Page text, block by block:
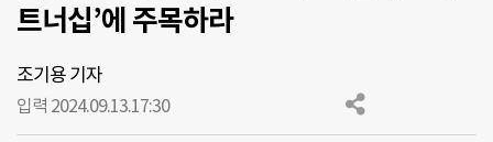
트너십’에 주목하라
조기용 기자
입력 2024.09.13.17:30